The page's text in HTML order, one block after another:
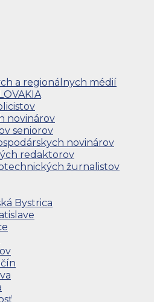
a regionálnych médií
novinárov
seniorov
novinárov
redaktorov
žurnalistov
Bystrica